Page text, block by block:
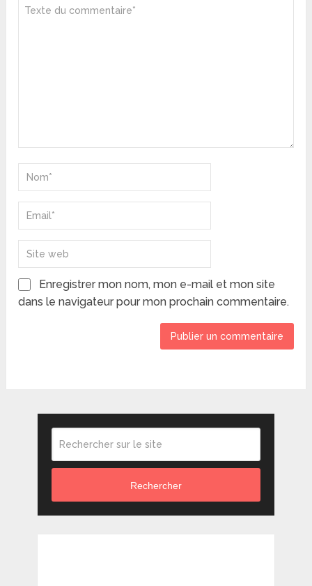
Enregistrer mon nom, mon e-mail et mon site
dans le navigateur pour mon prochain commentaire.
Rechercher